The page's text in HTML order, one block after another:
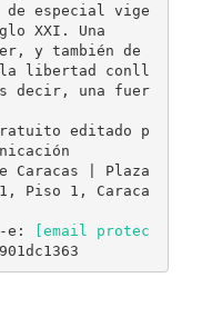
de especial vige
XXI. Una
y también de
libertad conll
decir, una fuer
editado p
Caracas | Plaza
Piso 1, Caraca
e:
[email protec